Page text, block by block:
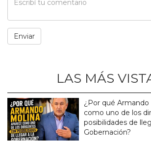
LAS MÁS
¿Por qué Armando
como uno de los
posibilidades de
Gobernación?